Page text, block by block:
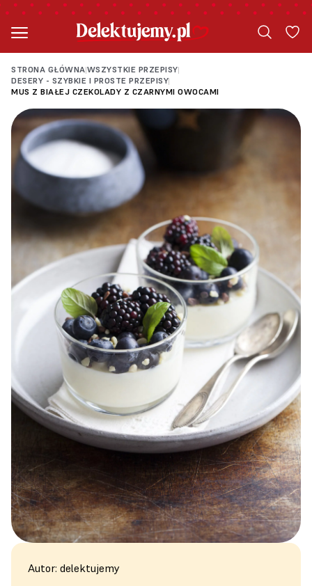
STRONA GŁÓWNA|WSZYSTKIE PRZEPISY|
DESERY - SZYBKIE I PROSTE PRZEPISY|
MUS Z BIAŁEJ CZEKOLADY Z CZARNYMI OWOCAMI
Autor: delektujemy